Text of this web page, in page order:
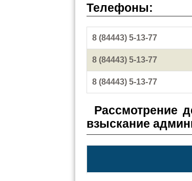
Телефоны:
8 (84443) 5-13-77
8 (84443) 5-13-77
8 (84443) 5-13-77
Рассмотрение
взыскание